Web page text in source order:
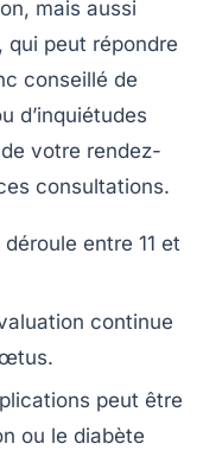
mais aussi
qui peut répondre
conseillé de
d’inquiétudes
votre rendez-
consultations.
entre 11 et
continue
peut être
ou le diabète